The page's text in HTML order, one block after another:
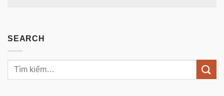
SEARCH